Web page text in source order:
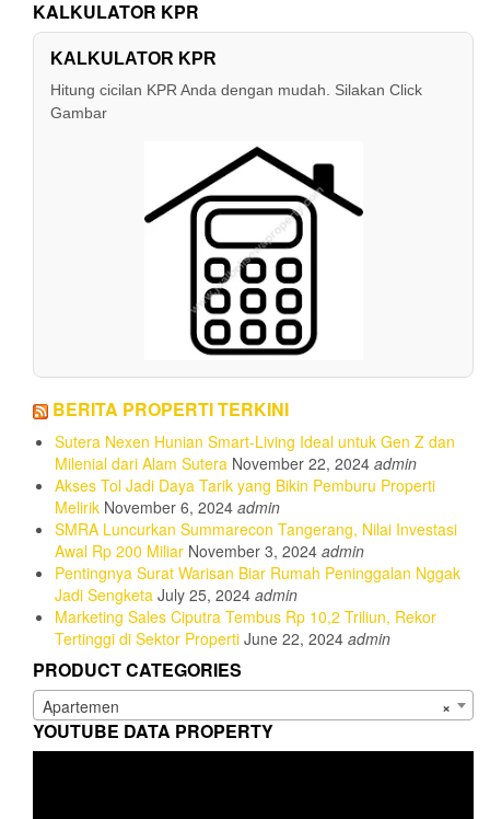
KALKULATOR KPR
KALKULATOR KPR
Hitung cicilan KPR Anda dengan mudah. Silakan Click
Gambar
BERITA PROPERTI TERKINI
Sutera Nexen Hunian Smart-Living Ideal untuk Gen Z dan
Milenial dari Alam Sutera November 22, 2024 admin
Akses Tol Jadi Daya Tarik yang Bikin Pemburu Properti
Melirik November 6, 2024 admin
SMRA Luncurkan Summarecon Tangerang, Nilai Investasi
Awal Rp 200 Miliar November 3, 2024 admin
Pentingnya Surat Warisan Biar Rumah Peninggalan Nggak
Jadi Sengketa July 25, 2024 admin
Marketing Sales Ciputra Tembus Rp 10,2 Triliun, Rekor
Tertinggi di Sektor Properti June 22, 2024 admin
PRODUCT CATEGORIES
×
Apartemen
YOUTUBE DATA PROPERTY